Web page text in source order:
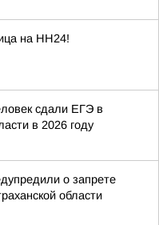
на НН24!
сдали ЕГЭ в
в 2026 году
о запрете
области